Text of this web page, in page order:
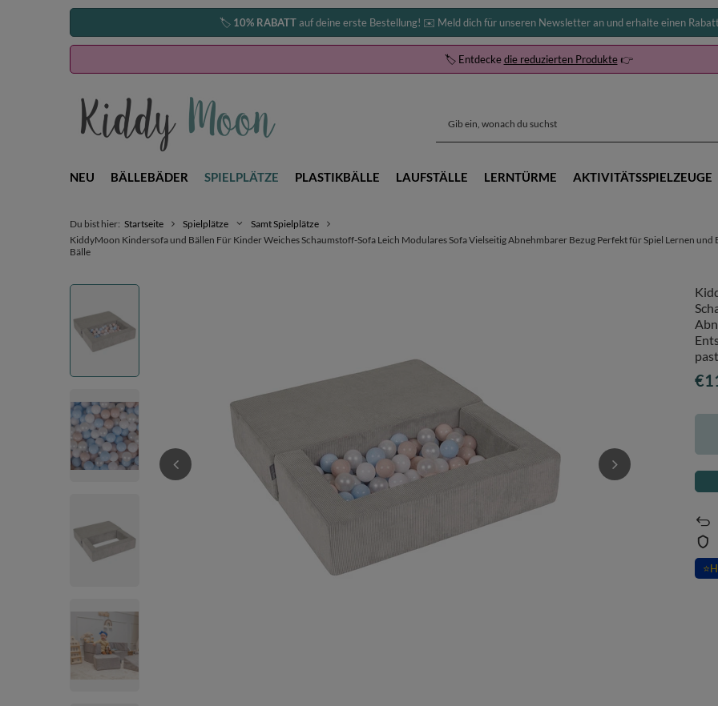
🏷️ 10% RABATTauf deine erste Bestellung! ✉️ Meld dich für unseren Newsletter an und erhalte einen
🏷️ Entdeckedie reduzierten Produkte👉
NEU BÄLLEBÄDER SPIELPLÄTZE PLASTIKBÄLLE LAUFSTÄLLE LERNTÜRME AKTIVITÄTSSPIELZEUGE
Du bist hier: Startseite Spielplätze
Samt Spielplätze
KiddyMoon Kindersofa und Bällen Für Kinder Weiches Schaumstoff-Sofa Leich Modulares Sofa Vielseitig Abnehmbarer Bezug Perfekt für Spiel Lernen
Bälle
⭐